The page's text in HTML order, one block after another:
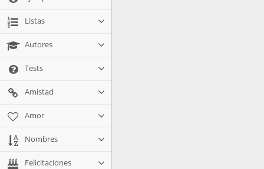
Listas
Autores
Tests
Amistad
Amor
Nombres
Felicitaciones